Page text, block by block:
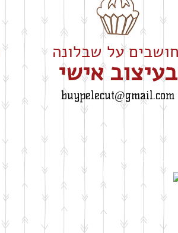
​בעיצוב אישי
buypelecut@gmail.com